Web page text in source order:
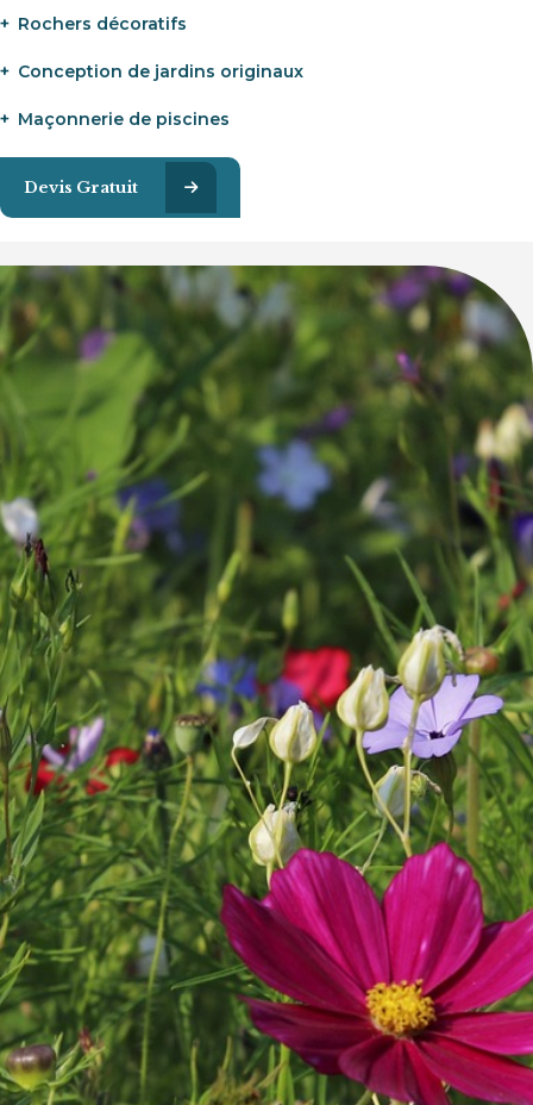
Rochers décoratifs
Conception de jardins originaux
Maçonnerie de piscines
Devis Gratuit